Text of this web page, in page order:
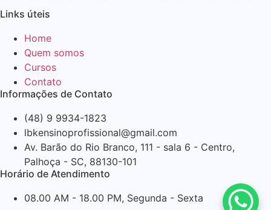
Links úteis
Home
Quem somos
Cursos
Contato
Informações de Contato
(48) 9 9934-1823
lbkensinoprofissional@gmail.com
Av. Barão do Rio Branco, 111 - sala 6 - Centro,
Palhoça - SC, 88130-101
Horário de Atendimento
08.00 AM - 18.00 PM, Segunda - Sexta